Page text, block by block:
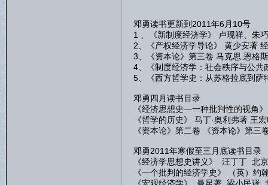
邓勇读书更新到2011年6月10号
1 、《新制度经济学》 卢现祥、朱
2、《产权经济学导论》 黄少安著
3、《资本论》第三卷 马克思 恩格
4、《制度经济学：社会秩序与公
5、《西方哲学史：从苏格拉底到萨
邓勇四月读书目录
《经济思想史—一种批判性的视角
《哲学的历史》 马丁·奥利弗著 王
《资本论》第二卷 《资本论》第
邓勇2011年寒假至三月底读书目录
《经济学思想史讲义》 汪丁丁 北
《一个批判的经济学史》 （英）